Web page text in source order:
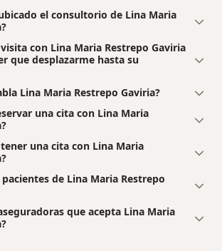
el consultorio de Lina Maria
con Lina Maria Restrepo Gaviria
que desplazarme hasta su
Lina Maria Restrepo Gaviria?
una cita con Lina Maria
una cita con Lina Maria
de Lina Maria Restrepo
que acepta Lina Maria